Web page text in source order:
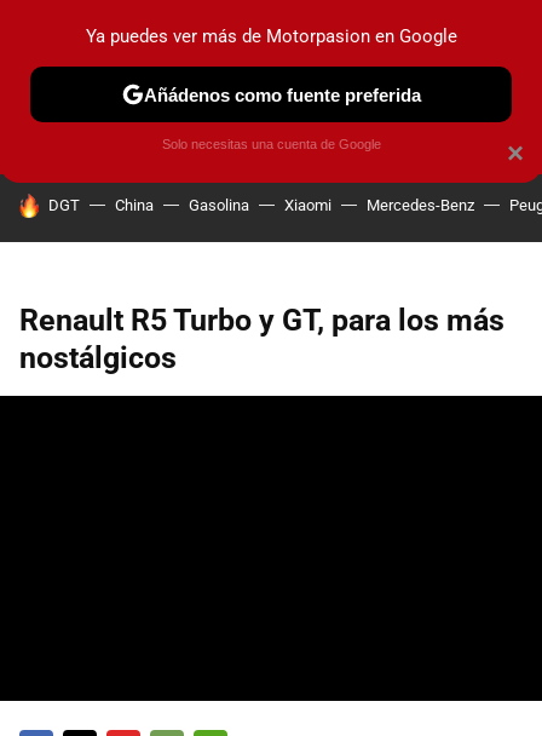
PRUEBAS COCHES ELÉCTRICOS OBSERVATORIO
HOY SE HABLA DE
DGT China Gasolina Xiaomi Mercedes-Benz
Renault R5 Turbo y GT, para los más
nostálgicos
×
Ya puedes ver más de Motorpasion en Google
Añádenos como fuente preferida
Solo necesitas una cuenta de Google